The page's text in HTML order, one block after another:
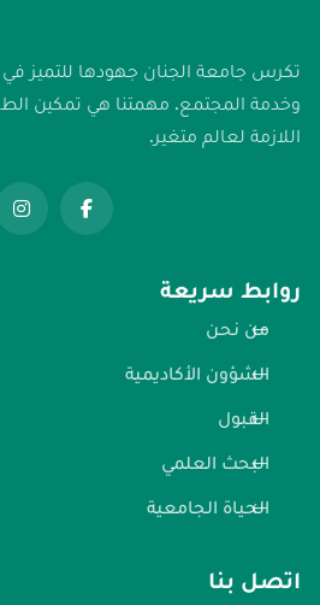
تكرس جامعة الجنان جهودها للتميز في
وخدمة المجتمع. مهمتنا هي تمكين
اللازمة لعالم متغير.
روابط سريعة
من نحن
الشؤون الأكاديمية
القبول
البحث العلمي
الحياة الجامعية
اتصل بنا